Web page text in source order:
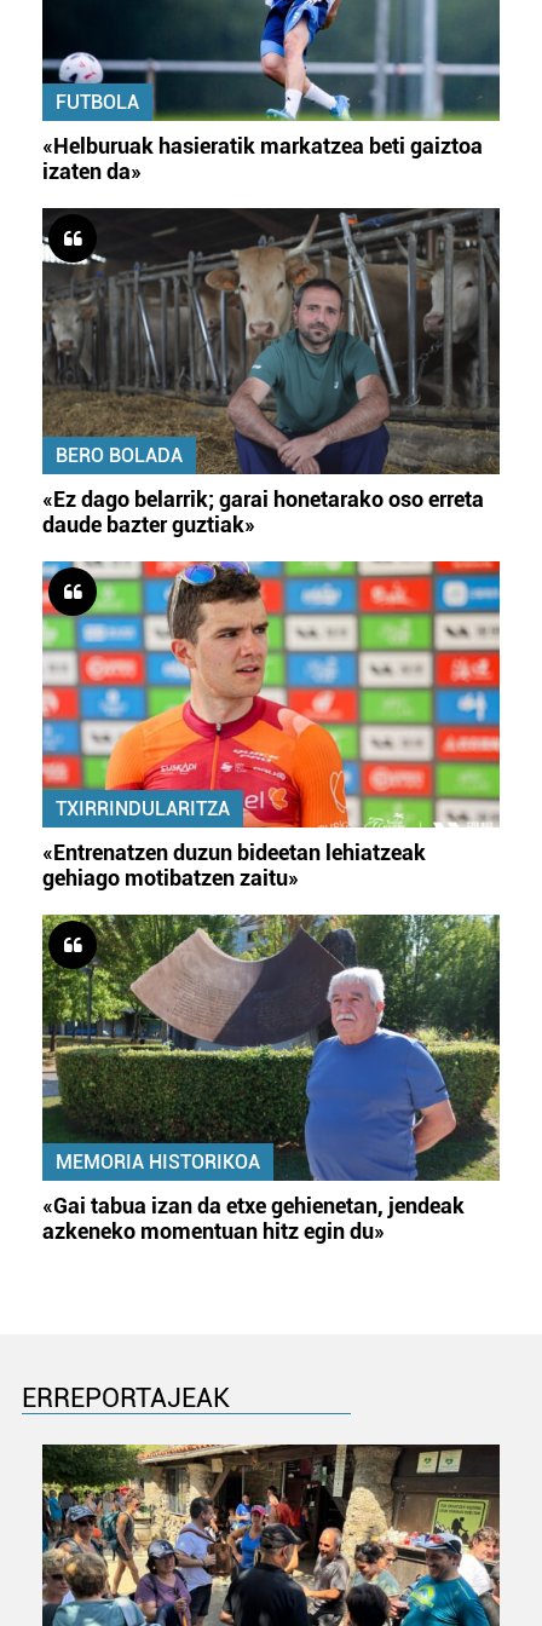
FUTBOLA
«Helburuak hasieratik markatzea beti gaiztoa
izaten da»
BERO BOLADA
«Ez dago belarrik; garai honetarako oso erreta
daude bazter guztiak»
TXIRRINDULARITZA
«Entrenatzen duzun bideetan lehiatzeak
gehiago motibatzen zaitu»
MEMORIA HISTORIKOA
«Gai tabua izan da etxe gehienetan, jendeak
azkeneko momentuan hitz egin du»
ERREPORTAJEAK